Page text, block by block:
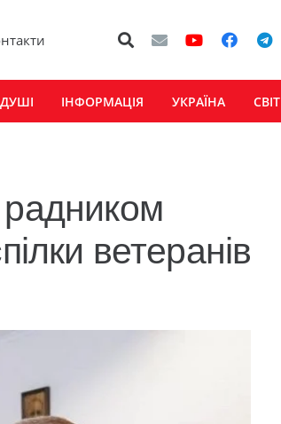
ІНФОРМАЦІЯ УКРАЇНА СВІТ
ветеранів